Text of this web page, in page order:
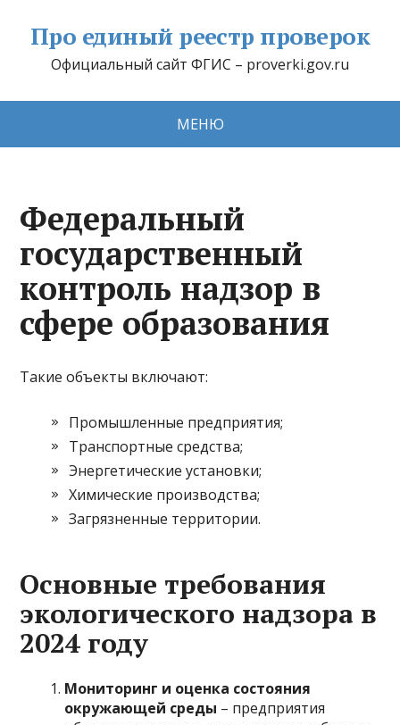
Про единый реестр проверок
Официальный сайт ФГИС – proverki.gov.ru
МЕНЮ
Федеральный
государственный
контроль надзор в
сфере образования
Такие объекты включают:
Промышленные предприятия;
Транспортные средства;
Энергетические установки;
Химические производства;
Загрязненные территории.
Основные требования
экологического надзора в
2024 году
Мониторинг и оценка состояния
окружающей среды – предприятия